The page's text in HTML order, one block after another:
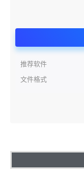
推荐软件
文件格式